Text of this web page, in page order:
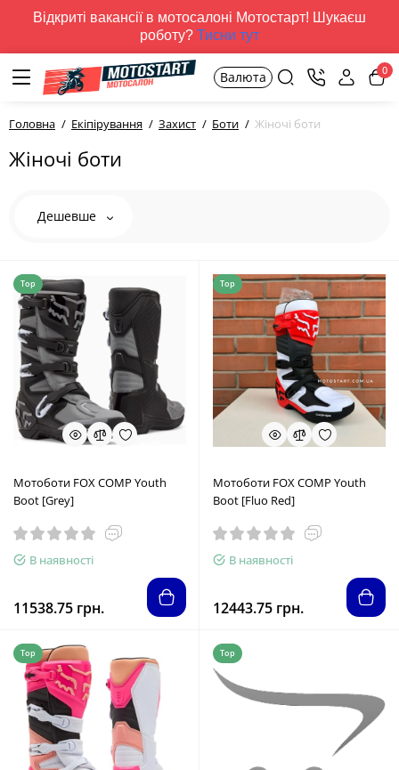
Відкриті вакансії в мотосалоні Мотостарт! Шукаєш
роботу? Тисни тут
Валюта 0
Головна Екіпірування Захист Боти Жіночі боти
Жіночі боти
Дешевше
Top
Мотоботи FOX COMP Youth
Boot [Grey]
В наявності
11538.75 грн.
Top
Мотоботи FOX COMP Youth
Boot [Fluo Red]
В наявності
12443.75 грн.
Top Top